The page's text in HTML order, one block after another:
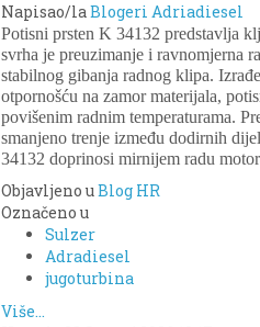
Napisao/laBlogeri Adriadiesel
Potisni prsten K 34132 predstavlja
svrha je preuzimanje i ravnomjerna
stabilnog gibanja radnog klipa.
otpornošću na zamor materijala,
povišenim radnim temperaturama.
smanjeno trenje između dodirnih
34132 doprinosi mirnijem radu
Objavljeno uBlog HR
Označeno u
Sulzer
Adradiesel
jugoturbina
Više...